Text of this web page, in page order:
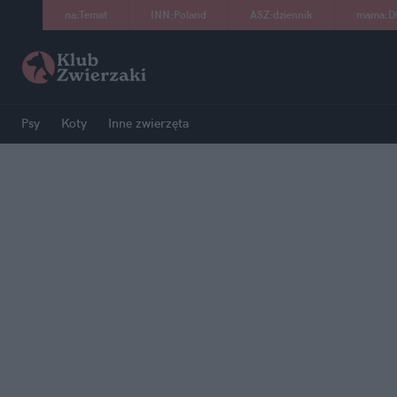
na:Temat INN :Poland ASZ:dziennik mama:
Psy Koty Inne zwierzęta